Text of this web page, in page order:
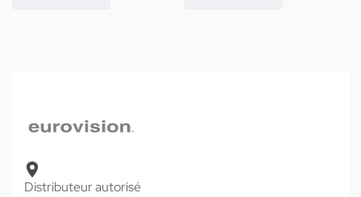
Distributeur autorisé